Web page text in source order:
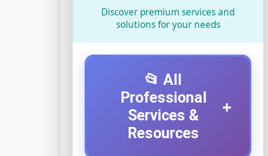
Discover premium services and
solutions for your needs
📂 All
Professional
Services &
Resources
+